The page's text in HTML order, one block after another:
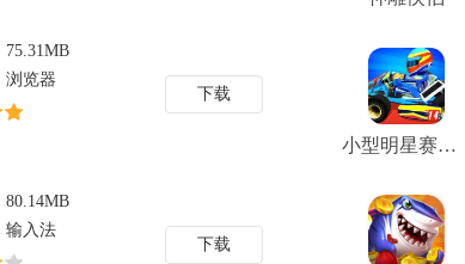
75.31MB
浏览器
下载
80.14MB
输入法
下载
小型明星赛车手机版